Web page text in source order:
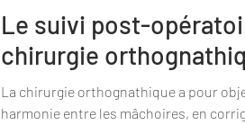
Le suivi post-
chirurgie
La chirurgie orthognathique a pour
harmonie entre les mâchoires, en